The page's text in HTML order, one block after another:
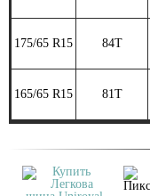
175/65 R15 84T
165/65 R15 81T